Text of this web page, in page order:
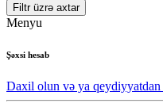
Filtr üzrə axtar
Menyu
Şəxsi hesab
Daxil olun və ya qeydiyyatdan